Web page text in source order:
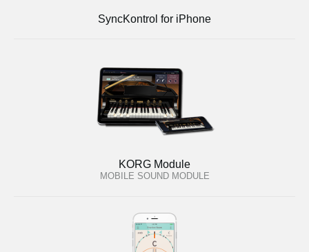
SyncKontrol for iPhone
KORG Module
MOBILE SOUND MODULE